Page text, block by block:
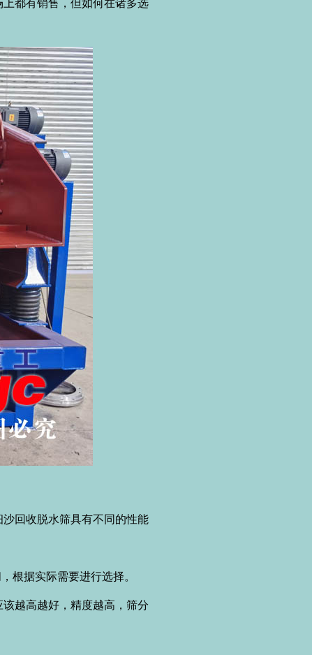
都有销售，但如何在诸多选
回收脱水筛具有不同的性能
根据实际需要进行选择。
越高越好，精度越高，筛分